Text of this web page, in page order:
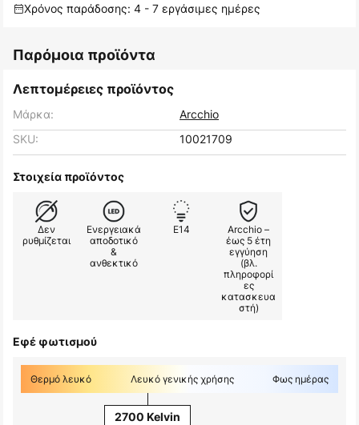
Χρόνος παράδοσης: 4 - 7 εργάσιμες ημέρες
Παρόμοια προϊόντα
Λεπτομέρειες προϊόντος
Μάρκα:
Arcchio
SKU:
10021709
Στοιχεία προϊόντος
Δεν
ρυθμίζεται
Ενεργειακά
αποδοτικό
&
ανθεκτικό
E14
Arcchio –
έως 5 έτη
εγγύηση
(βλ.
πληροφορί
ες
κατασκευα
στή)
Εφέ φωτισμού
Θερμό λευκό Λευκό γενικής χρήσης Φως ημέρας
2700 Kelvin